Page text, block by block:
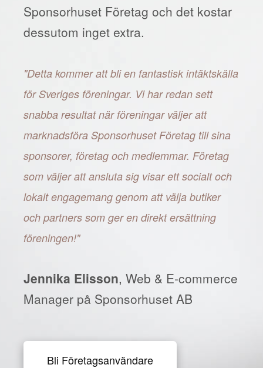
Sponsorhuset Företag och det kostar
dessutom inget extra.
"Detta kommer att bli en fantastisk intäktskälla
för Sveriges föreningar. Vi har redan sett
snabba resultat när föreningar väljer att
marknadsföra Sponsorhuset Företag till sina
sponsorer, företag och medlemmar. Företag
som väljer att ansluta sig visar ett socialt och
lokalt engagemang genom att välja butiker
och partners som ger en direkt ersättning
föreningen!"
Jennika Elisson, Web & E-commerce
Manager på Sponsorhuset AB
Bli Företagsanvändare